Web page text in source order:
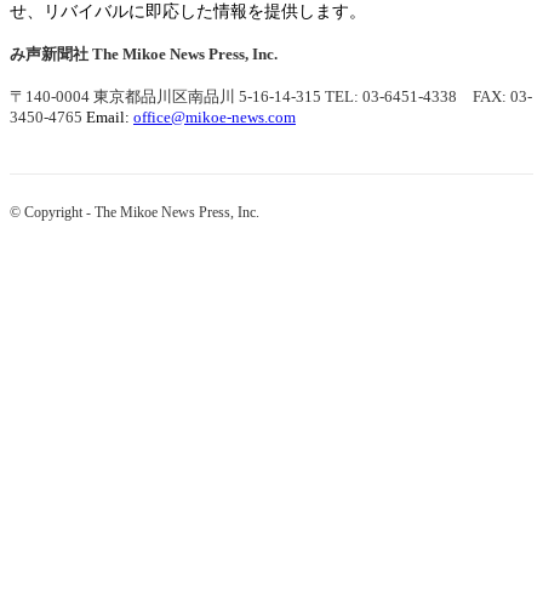
せ、リバイバルに即応した情報を提供します。
み声新聞社 The Mikoe News Press, Inc.
〒140-0004 東京都品川区南品川 5-16-14-315 TEL: 03-6451-4338 FAX: 03-
3450-4765 Email: office@mikoe-news.com
© Copyright - The Mikoe News Press, Inc.